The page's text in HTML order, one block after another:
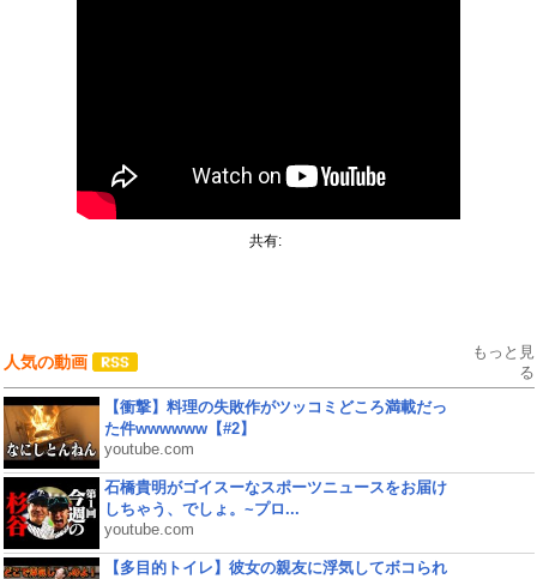
共有:
人気の動画
もっと見
る
【衝撃】料理の失敗作がツッコミどころ満載だっ
た件wwwwww【#2】
youtube.com
石橋貴明がゴイスーなスポーツニュースをお届け
しちゃう、でしょ。~プロ...
youtube.com
【多目的トイレ】彼女の親友に浮気してボコられ